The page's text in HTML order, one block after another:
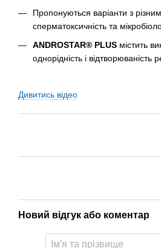
Пропонуються варіанти з
сперматоксичність та
ANDROSTAR® PLUS містить
однорідність і відтворюваність
Дивитись відео
Новий відгук або коментар